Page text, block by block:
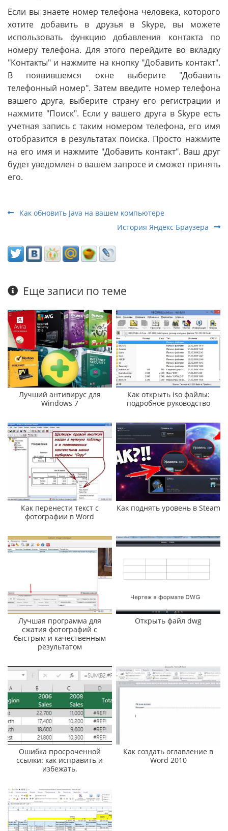
Если вы знаете номер телефона человека, которого
хотите добавить в друзья в Skype, вы можете
использовать функцию добавления контакта по
номеру телефона. Для этого перейдите во вкладку
"Контакты" и нажмите на кнопку "Добавить контакт".
В появившемся окне выберите "Добавить
телефонный номер". Затем введите номер телефона
вашего друга, выберите страну его регистрации и
нажмите "Поиск". Если у вашего друга в Skype есть
учетная запись с таким номером телефона, его имя
отобразится в результатах поиска. Просто нажмите
на его имя и нажмите "Добавить контакт". Ваш друг
будет уведомлен о вашем запросе и сможет принять
его.
Как обновить Java на вашем компьютере
История Яндекс Браузера
Еще записи по теме
Лучший антивирус для
Windows 7
Как открыть iso файлы:
подробное руководство
Как перенести текст с
фотографии в Word
Как поднять уровень в Steam
Лучшая программа для
сжатия фотографий с
быстрым и качественным
результатом
Открыть файл dwg
Ошибка просроченной
ссылки: как исправить и
избежать.
Как создать оглавление в
Word 2010